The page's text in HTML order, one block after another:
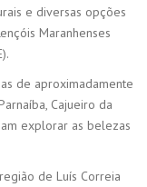
e diversas opções
Maranhenses
de aproximadamente
Cajueiro da
explorar as belezas
de Luís Correia